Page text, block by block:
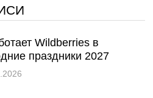
Wildberries в
праздники 2027